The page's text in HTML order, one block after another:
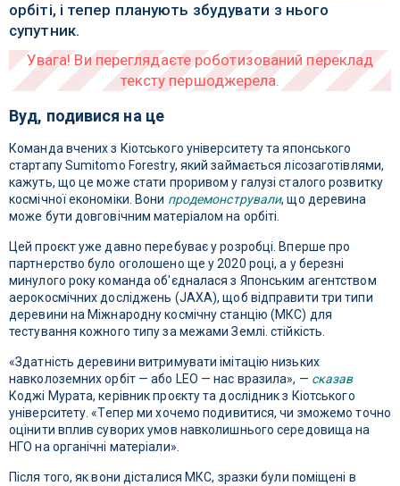
орбіті, і тепер планують збудувати з нього
супутник.
Вуд, подивися на це
Команда вчених з Кіотського університету та японського
стартапу Sumitomo Forestry, який займається лісозаготівлями,
кажуть, що це може стати проривом у галузі сталого розвитку
космічної економіки. Вони продемонстрували, що деревина
може бути довговічним матеріалом на орбіті.
Цей проєкт уже давно перебуває у розробці. Вперше про
партнерство було оголошено ще у 2020 році, а у березні
минулого року команда об'єдналася з Японським агентством
аерокосмічних досліджень (JAXA), щоб відправити три типи
деревини на Міжнародну космічну станцію (МКС) для
тестування кожного типу за межами Землі. стійкість.
«Здатність деревини витримувати імітацію низьких
навколоземних орбіт — або LEO — нас вразила», — сказав
Коджі Мурата, керівник проєкту та дослідник з Кіотського
університету. «Тепер ми хочемо подивитися, чи зможемо точно
оцінити вплив суворих умов навколишнього середовища на
НГО на органічні матеріали».
Після того, як вони дісталися МКС, зразки були поміщені в